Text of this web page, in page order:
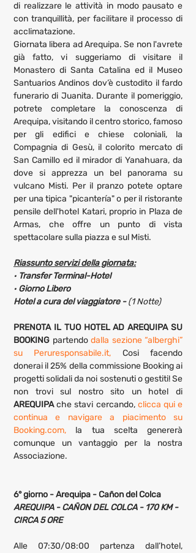
di realizzare le attività in modo pausato e
con tranquillità, per facilitare il processo di
acclimatazione.
Giornata libera ad Arequipa. Se non l'avrete
già fatto, vi suggeriamo di visitare il
Monastero di Santa Catalina ed il Museo
Santuarios Andinos dov’è custodito il fardo
funerario di Juanita. Durante il pomeriggio,
potrete completare la conoscenza di
Arequipa, visitando il centro storico, famoso
per gli edifici e chiese coloniali, la
Compagnia di Gesù, il colorito mercato di
San Camillo ed il mirador di Yanahuara, da
dove si apprezza un bel panorama su
vulcano Misti. Per il pranzo potete optare
per una tipica "picantería" o per il ristorante
pensile dell'hotel Katari, proprio in Plaza de
Armas, che offre un punto di vista
spettacolare sulla piazza e sul Misti.
Riassunto servizi della giornata:
· Transfer Terminal-Hotel
· Giorno Libero
Hotel a cura del viaggiatore - (1 Notte)
PRENOTA IL TUO HOTEL AD AREQUIPA SU
BOOKING partendo dalla sezione “alberghi”
su Peruresponsabile.it, Cosi facendo
donerai il 25% della commissione Booking ai
progetti solidali da noi sostenuti o gestiti! Se
AREQUIPA che stavi cercando, clicca qui e
continua e navigare a piacimento su
Booking.com, la tua scelta genererà
comunque un vantaggio per la nostra
Associazione.
6° giorno - Arequipa - Cañon del Colca
AREQUIPA - CAÑON DEL COLCA - 170 KM -
CIRCA 5 ORE
Alle 07:30/08:00 partenza dall’hotel,